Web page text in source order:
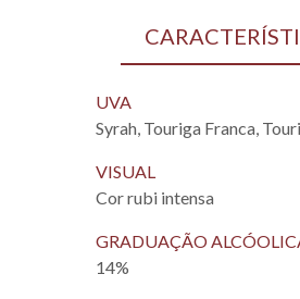
UVA
Syrah, Touriga Franca,
VISUAL
Cor rubi intensa
GRADUAÇÃO
14%